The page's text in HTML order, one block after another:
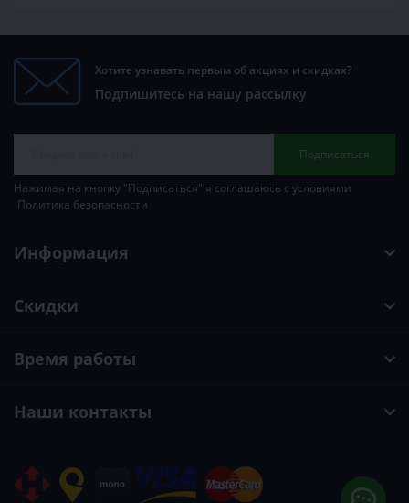
Хотите узнавать первым об акциях и скидках?
Подпишитесь на нашу рассылку
Подписаться
Нажимая на кнопку "Подписаться" я соглашаюсь с условиями
Политика безопасности
Информация
Скидки
Время работы
Наши контакты